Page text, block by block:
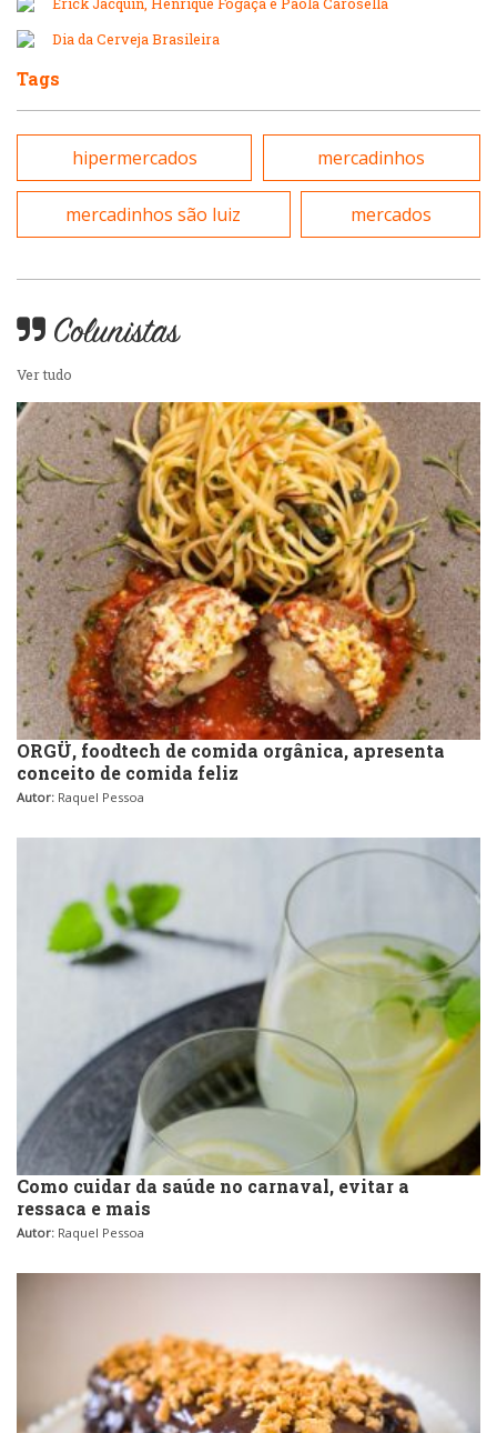
Massas
Padarias e Confeitarias
Pizzarias
Sobremesas e sorvetes
Pizzarias
Portuguesa
Dia da Cerveja Brasileira
Tags
hipermercados mercadinhos
mercadinhos são luiz mercados
Colunistas
Ver tudo
ORGÜ, foodtech de comida orgânica, apresenta
conceito de comida feliz
Autor: Raquel Pessoa
Como cuidar da saúde no carnaval, evitar a
ressaca e mais
Autor: Raquel Pessoa